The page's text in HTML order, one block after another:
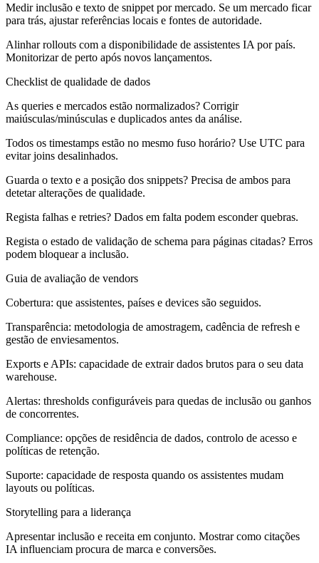
Medir inclusão e texto de snippet por mercado. Se um mercado ficar
para trás, ajustar referências locais e fontes de autoridade.
Alinhar rollouts com a disponibilidade de assistentes IA por país.
Monitorizar de perto após novos lançamentos.
Checklist de qualidade de dados
As queries e mercados estão normalizados? Corrigir
maiúsculas/minúsculas e duplicados antes da análise.
Todos os timestamps estão no mesmo fuso horário? Use UTC para
evitar joins desalinhados.
Guarda o texto e a posição dos snippets? Precisa de ambos para
detetar alterações de qualidade.
Regista falhas e retries? Dados em falta podem esconder quebras.
Regista o estado de validação de schema para páginas citadas? Erros
podem bloquear a inclusão.
Guia de avaliação de vendors
Cobertura: que assistentes, países e devices são seguidos.
Transparência: metodologia de amostragem, cadência de refresh e
gestão de enviesamentos.
Exports e APIs: capacidade de extrair dados brutos para o seu data
warehouse.
Alertas: thresholds configuráveis para quedas de inclusão ou ganhos
de concorrentes.
Compliance: opções de residência de dados, controlo de acesso e
políticas de retenção.
Suporte: capacidade de resposta quando os assistentes mudam
layouts ou políticas.
Storytelling para a liderança
Apresentar inclusão e receita em conjunto. Mostrar como citações
IA influenciam procura de marca e conversões.